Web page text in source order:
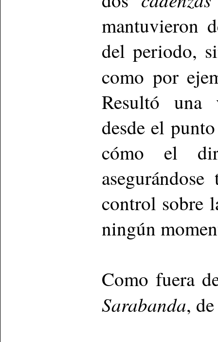
mantuvieron
del periodo,
como por
Resultó una
desde el
cómo el
control sobre
ningún
Como fuera
Sarabanda,